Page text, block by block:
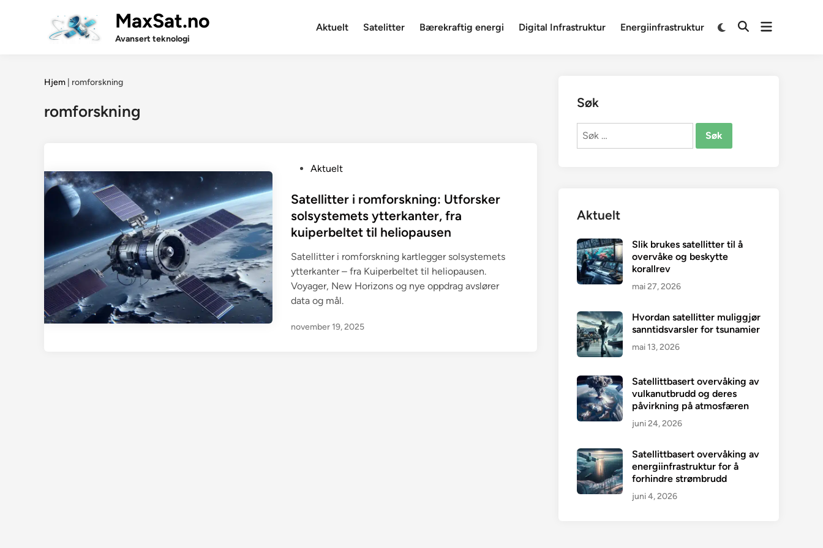
MaxSat.no
Avansert teknologi
Aktuelt Satelitter Bærekraftig energi Digital Infrastruktur Energiinfrastruktur
SwitchOpenOpen
Hjem romforskning
romforskning
s
t
e
i
n
Aktuelt
Satellitter i romforskning: Utforsker
solsystemets ytterkanter, fra
kuiperbeltet til heliopausen
Satellitter i romforskning kartlegger solsystemets
ytterkanter – fra Kuiperbeltet til heliopausen.
Voyager, New Horizons og nye oppdrag avslører
data og mål.
november 19, 2025
Søk
Søk
Aktuelt
Slik brukes satellitter til å
overvåke og beskytte
korallrev
mai 27, 2026
Hvordan satellitter muliggjør
sanntidsvarsler for tsunamier
mai 13, 2026
Satellittbasert overvåking av
vulkanutbrudd og deres
påvirkning på atmosfæren
juni 24, 2026
Satellittbasert overvåking av
energiinfrastruktur for å
forhindre strømbrudd
juni 4, 2026